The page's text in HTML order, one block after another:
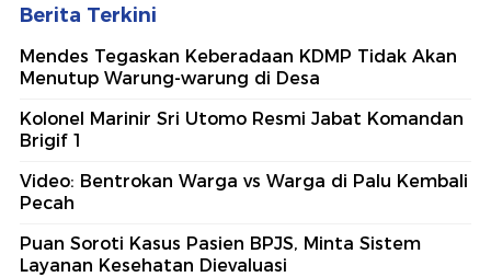
Berita Terkini
Mendes Tegaskan Keberadaan KDMP Tidak Akan
Menutup Warung-warung di Desa
Kolonel Marinir Sri Utomo Resmi Jabat Komandan
Brigif 1
Video: Bentrokan Warga vs Warga di Palu Kembali
Pecah
Puan Soroti Kasus Pasien BPJS, Minta Sistem
Layanan Kesehatan Dievaluasi